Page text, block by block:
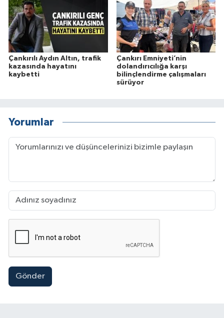
Çankırılı Aydın Altın, trafik
kazasında hayatını
kaybetti
Çankırı Emniyeti’nin
dolandırıcılığa karşı
bilinçlendirme çalışmaları
sürüyor
Yorumlar
Gönder